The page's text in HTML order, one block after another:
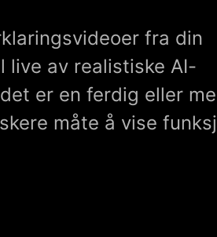
fra din
av realistiske AI-
er en ferdig eller
måte å vise